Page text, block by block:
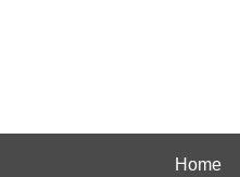
Home